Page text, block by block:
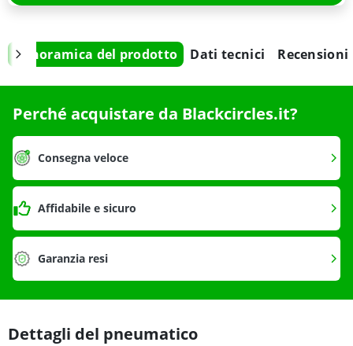
Panoramica del prodotto Dati tecnici Recensioni
Perché acquistare da Blackcircles.it?
Consegna veloce
Affidabile e sicuro
Garanzia resi
Dettagli del pneumatico